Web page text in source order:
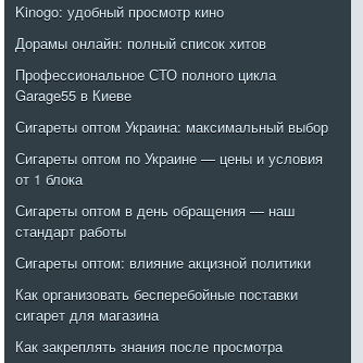
Kinogo: удобный просмотр кино
Дорамы онлайн: полный список хитов
Профессиональное СТО полного цикла
Garage55 в Киеве
Сигареты оптом Украина: максимальный выбор
Сигареты оптом по Украине — цены и условия
от 1 блока
Сигареты оптом в день обращения — наш
стандарт работы
Сигареты оптом: влияние акцизной политики
Как организовать бесперебойные поставки
сигарет для магазина
Как закреплять знания после просмотра